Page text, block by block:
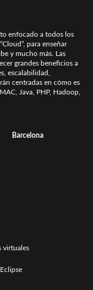
enfocado a todos los
para enseñar
y mucho más. Las
grandes beneficios a
escalabilidad,
centradas en cómo es
Java, PHP, Hadoop,
Barcelona
virtuales